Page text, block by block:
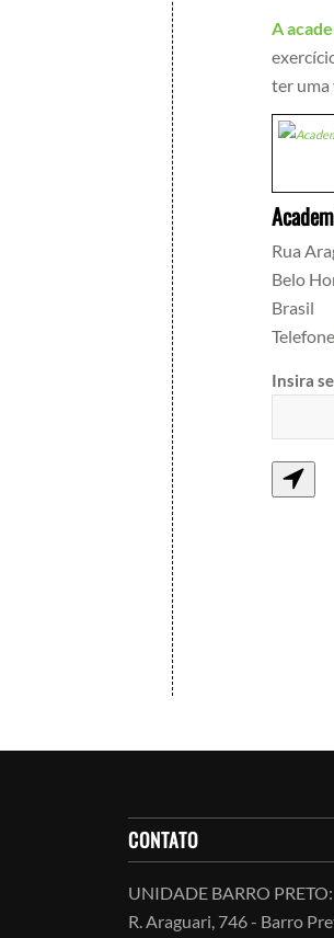
A
ter uma
Rua
Belo
Brasil
Insira
CONTATO
UNIDADE BARRO PRETO:
R. Araguari, 746 - Barro